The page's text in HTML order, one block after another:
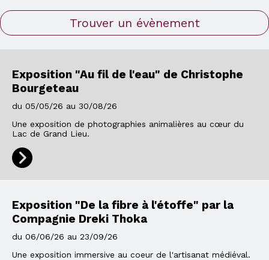
Exposition "Au fil de l'eau" de Christophe
Bourgeteau
du 05/05/26 au 30/08/26
Une exposition de photographies animalières au cœur du
Lac de Grand Lieu.
Exposition "De la fibre à l'étoffe" par la
Compagnie Dreki Thoka
du 06/06/26 au 23/09/26
Une exposition immersive au coeur de l'artisanat médiéval.